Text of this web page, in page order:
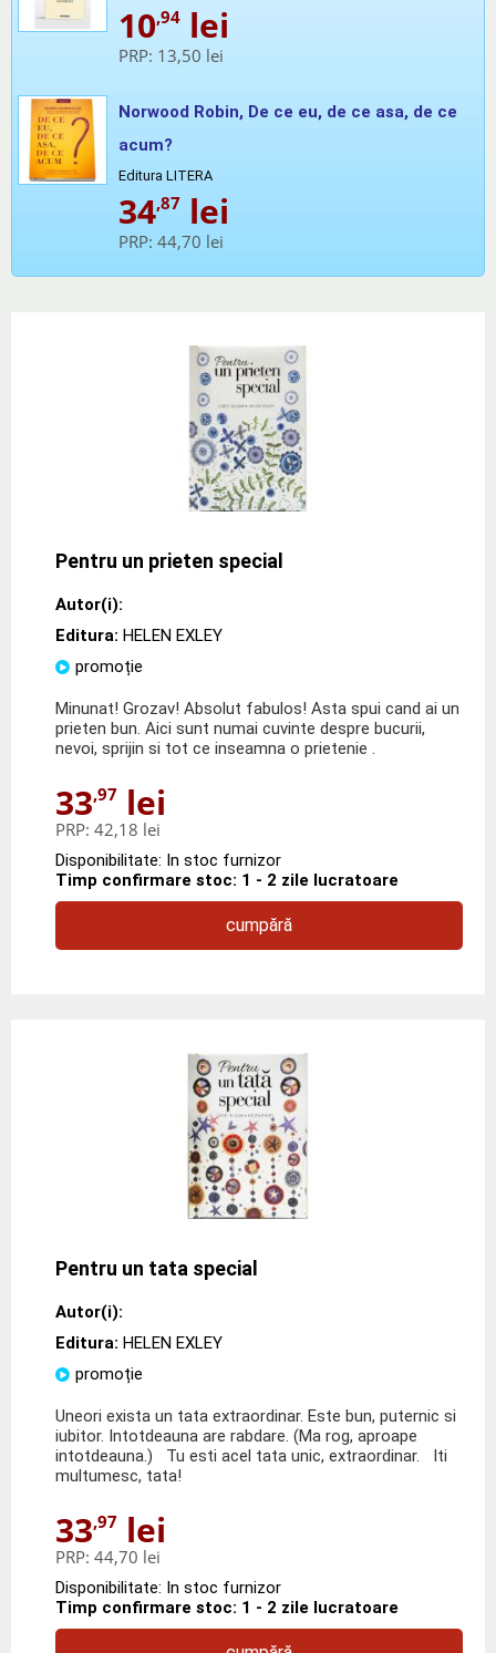
10,94 lei
PRP: 13,50 lei
Norwood Robin, De ce eu, de ce asa, de ce
acum?
Editura LITERA
34,87 lei
PRP: 44,70 lei
Pentru un prieten special
Autor(i):
Editura: HELEN EXLEY
promoție
Minunat! Grozav! Absolut fabulos! Asta spui cand ai un
prieten bun. Aici sunt numai cuvinte despre bucurii,
nevoi, sprijin si tot ce inseamna o prietenie .
33,97 lei
PRP: 42,18 lei
Disponibilitate: In stoc furnizor
Timp confirmare stoc: 1 - 2 zile lucratoare
cumpără
Pentru un tata special
Autor(i):
Editura: HELEN EXLEY
promoție
Uneori exista un tata extraordinar. Este bun, puternic si
iubitor. Intotdeauna are rabdare. (Ma rog, aproape
intotdeauna.) Tu esti acel tata unic, extraordinar. Iti
multumesc, tata!
33,97 lei
PRP: 44,70 lei
Disponibilitate: In stoc furnizor
Timp confirmare stoc: 1 - 2 zile lucratoare